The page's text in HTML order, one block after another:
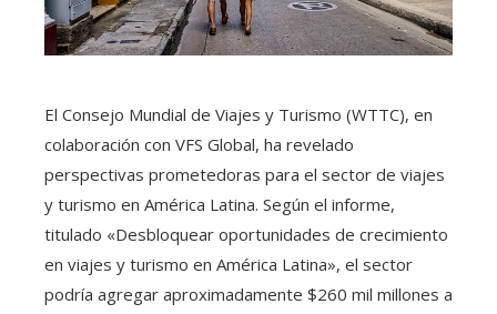
El Consejo Mundial de Viajes y Turismo (WTTC), en
colaboración con VFS Global, ha revelado
perspectivas prometedoras para el sector de viajes
y turismo en América Latina. Según el informe,
titulado «Desbloquear oportunidades de crecimiento
en viajes y turismo en América Latina», el sector
podría agregar aproximadamente $260 mil millones a